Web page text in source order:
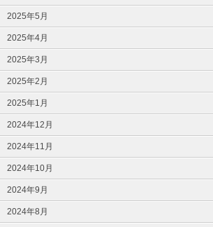
2025年5月
2025年4月
2025年3月
2025年2月
2025年1月
2024年12月
2024年11月
2024年10月
2024年9月
2024年8月